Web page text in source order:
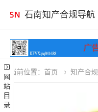
石南知产合规导航
网站目录
当前位置： 首页 知产合规